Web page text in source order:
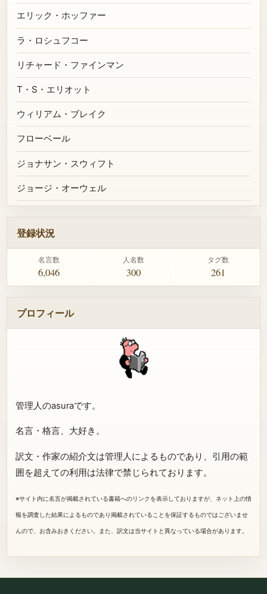
エリック・ホッファー
ラ・ロシュフコー
リチャード・ファインマン
T・S・エリオット
ウィリアム・ブレイク
フローベール
ジョナサン・スウィフト
ジョージ・オーウェル
登録状況
名言数
6,046
人名数
300
タグ数
261
プロフィール
管理人のasuraです。
名言・格言、大好き。
訳文・作家の紹介文は管理人によるものであり、引用の範
囲を超えての利用は法律で禁じられております。
※サイト内に名言が掲載されている書籍へのリンクを表示しておりますが、ネット上の情
報を調査した結果によるものであり掲載されていることを保証するものではございませ
んので、お含みおきください。また、訳文は当サイトと異なっている場合があります。